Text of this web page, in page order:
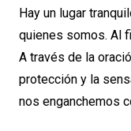
Hay un lugar
quienes somos. Al
A través de la
protección y la
nos enganchemos